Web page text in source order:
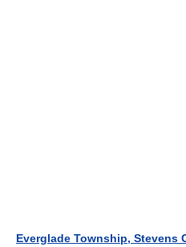
Everglade Township, Stevens